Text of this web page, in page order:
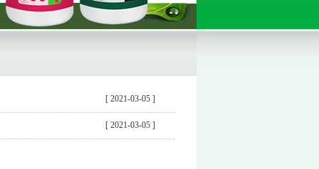
[ 2021-03-05 ]
[ 2021-03-05 ]